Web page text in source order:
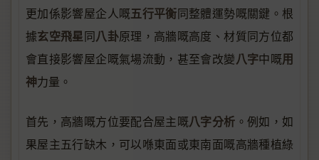
更加係影響屋企人嘅五行平衡同整體運勢嘅關鍵。根
據玄空飛星同八卦原理，高牆嘅高度、材質同方位都
會直接影響屋企嘅氣場流動，甚至會改變八字中嘅用
神力量。
首先，高牆嘅方位要配合屋主嘅八字分析 。例如，如
果屋主五行缺木，可以喺東面或東南面嘅高牆種植綠